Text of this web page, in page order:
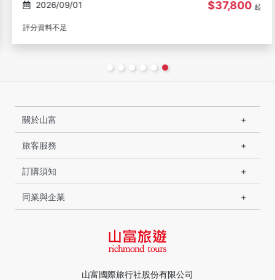
2026/09/01 $37,800 起
評分資料不足
山富國際旅行社股份有限公司
關於山富
旅客服務
訂購須知
同業與企業